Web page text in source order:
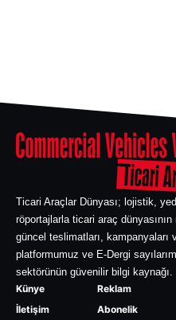
Ticari Araçlar Dünyası; lojistik,
röportajlarla ticari araç
güncel teslimatları, kampanyaları
platformumuz ve E-Dergi
sektörünün güvenilir bilgi kaynağı.
Künye
İletişim
Reklam
Abonelik